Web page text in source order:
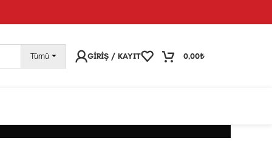
vermeye devam edebilirsiniz; tüm kargolarınız
Tümü GIRIŞ / KAYIT 0,00₺